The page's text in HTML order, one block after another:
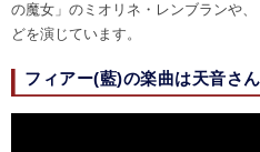
の魔女」のミオリネ・レンブランや
どを演じています。
フィアー(藍)の楽曲は天音さ